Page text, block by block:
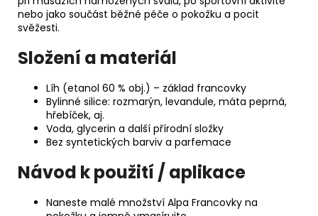
nebo jako součást běžné péče o pokožku a pocit
svěžesti.
Složení a materiál
Líh (etanol 60 % obj.) – základ francovky
Bylinné silice: rozmarýn, levandule, máta peprná,
hřebíček, aj.
Voda, glycerin a další přírodní složky
Bez syntetických barviv a parfemace
Návod k použití / aplikace
Naneste malé množství Alpa Francovky na